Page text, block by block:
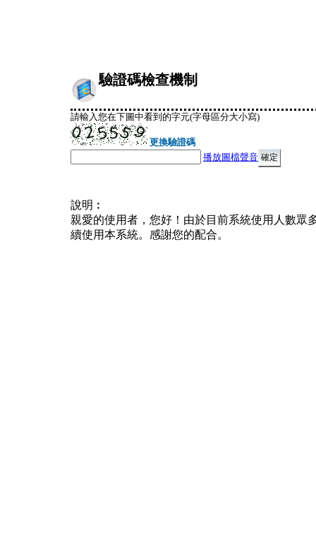
驗證碼檢查機制
請輸入您在下圖中看到的字元(字母區分大小寫)
更換驗證碼
播放圖檔聲音
說明︰
親愛的使用者，您好！由於目前系統使用人數眾
續使用本系統。感謝您的配合。